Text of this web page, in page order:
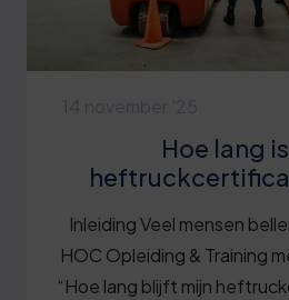
Hoe lang
Inleiding Veel mensen
HOC Opleiding & Training
“Hoe lang blijft mijn